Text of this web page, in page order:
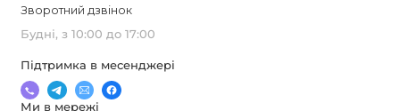
Зворотний дзвінок
Будні, з 10:00 до 17:00
Підтримка в месенджері
Ми в мережі